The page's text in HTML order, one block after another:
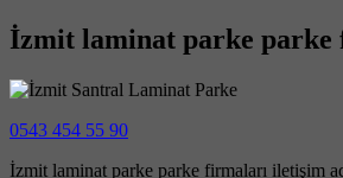
İzmit laminat parke parke
0543 454 55 90
İzmit laminat parke parke firmaları iletişim